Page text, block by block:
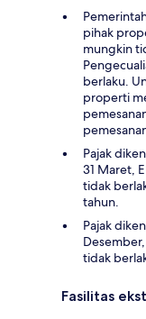
pihak
mungkin
berlaku.
properti
Pajak
31 Maret,
tidak
tahun.
Pajak
tidak
Fasilitas